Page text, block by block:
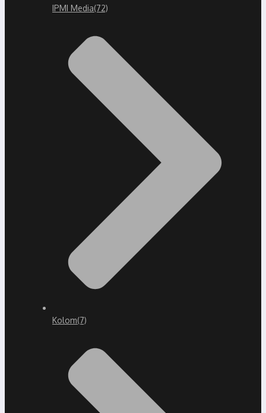
IPMI Media(72)
Kolom(7)